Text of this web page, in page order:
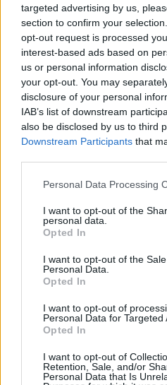
targeted advertising by us,
section to confirm your
opt-out request is processed
interest-based ads based on
us or personal information
your opt-out. You may
disclosure of your personal
IAB’s list of downstream
also be disclosed by us to third
Downstream Participants that
Personal Data Processing
I want to opt-out of the
personal data.
Opted In
I want to opt-out of the
Personal Data.
Opted In
I want to opt-out of
Personal Data for Targeted
Opted In
I want to opt-out of
Retention, Sale, and/or
Personal Data that Is
Ερευνών, Διευθυντής
Εκδότης του βιβλίου
Γρηγόρης Τσάλτας
Δικαίου Περιβάλλοντος,
Πανεπιστημίου,
Κέντρου Περιβαλλοντικής
Παντείου Πανεπιστημίου
και ο συγγραφέας Τάκης
Μπένος, Πρόεδρος της
Ομοσπονδίας Ελλάδος,